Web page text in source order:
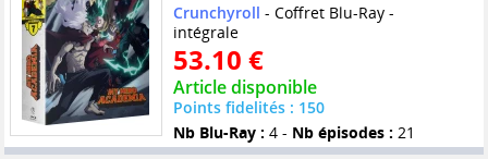
Crunchyroll - Coffret Blu-Ray -
intégrale
53.10 €
Article disponible
Points fidelités : 150
Nb Blu-Ray : 4 - Nb épisodes : 21